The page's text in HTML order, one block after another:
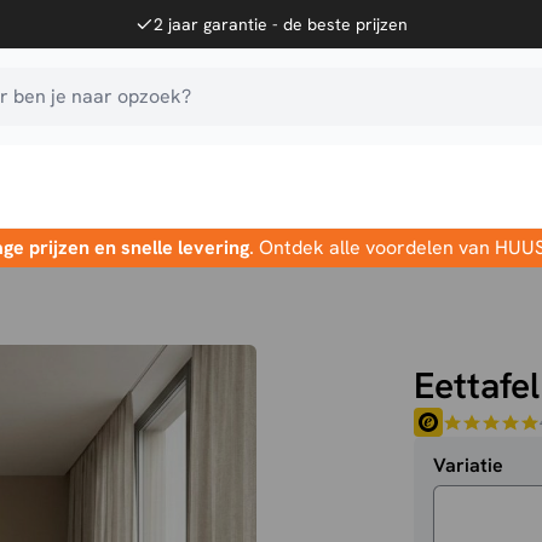
2 jaar garantie - de beste prijzen
ben je naar opzoek?
prijzen en snelle levering. Ontdek alle voordelen van
Variatie